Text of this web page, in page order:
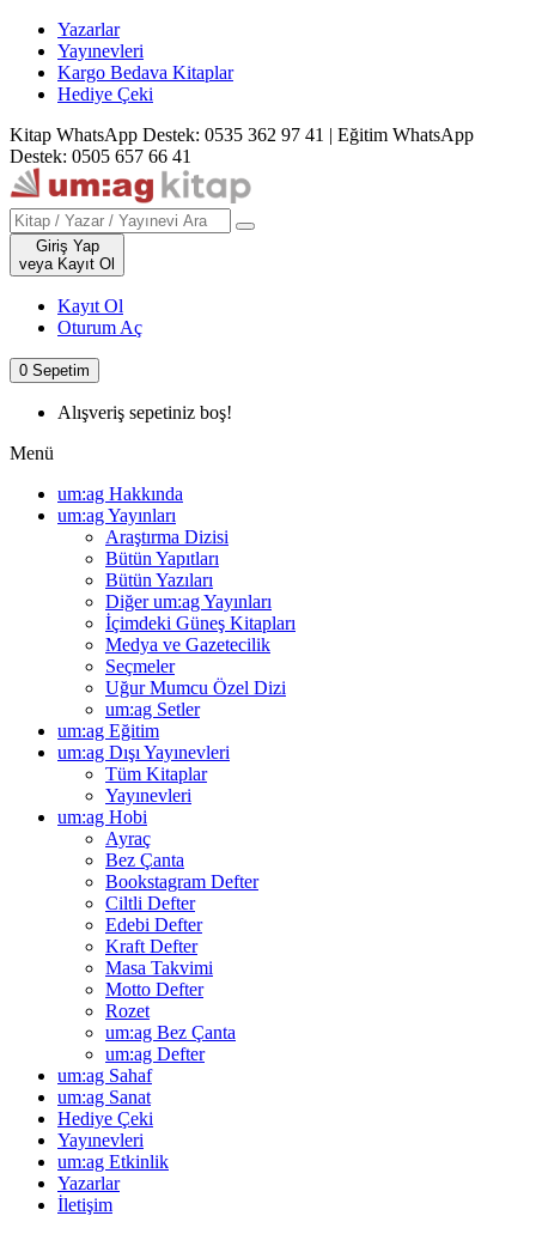
Yazarlar
Yayınevleri
Kargo Bedava Kitaplar
Hediye Çeki
Kitap WhatsApp Destek: 0535 362 97 41 | Eğitim WhatsApp
Destek: 0505 657 66 41
Giriş Yap
veya Kayıt Ol
Kayıt Ol
Oturum Aç
0 Sepetim
Alışveriş sepetiniz boş!
Menü
um:ag Hakkında
um:ag Yayınları
Araştırma Dizisi
Bütün Yapıtları
Bütün Yazıları
Diğer um:ag Yayınları
İçimdeki Güneş Kitapları
Medya ve Gazetecilik
Seçmeler
Uğur Mumcu Özel Dizi
um:ag Setler
um:ag Eğitim
um:ag Dışı Yayınevleri
Tüm Kitaplar
Yayınevleri
um:ag Hobi
Ayraç
Bez Çanta
Bookstagram Defter
Ciltli Defter
Edebi Defter
Kraft Defter
Masa Takvimi
Motto Defter
Rozet
um:ag Bez Çanta
um:ag Defter
um:ag Sahaf
um:ag Sanat
Hediye Çeki
Yayınevleri
um:ag Etkinlik
Yazarlar
İletişim